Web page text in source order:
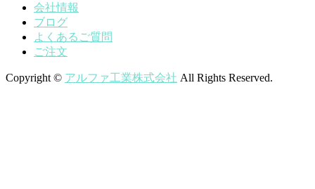
会社情報
ブログ
よくあるご質問
ご注文
Copyright © アルファ工業株式会社 All Rights Reserved.